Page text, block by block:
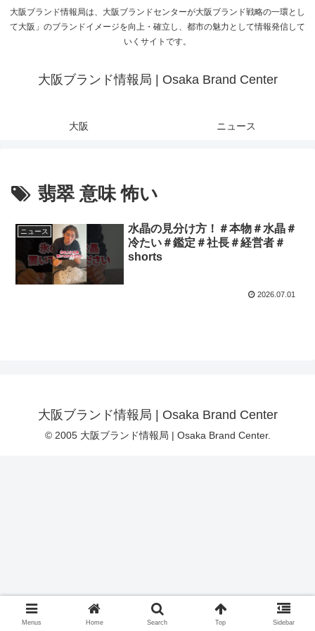
大阪ブランド情報局は、大阪ブランドセンターが大阪ブランド戦略の一環とし
て大阪」のブランドイメージを向上・確立し、都市の魅力として情報発信して
いくサイトです。
大阪ブランド情報局 | Osaka Brand Center
大阪 ニュース
翡翠 意味 怖い
ニュース
水晶の見分け方！＃本物＃水晶＃
冷たい＃鑑定＃社長＃経営者＃
shorts
2026.07.01
大阪ブランド情報局 | Osaka Brand Center
© 2005 大阪ブランド情報局 | Osaka Brand Center.
Menus Home Search Top Sidebar